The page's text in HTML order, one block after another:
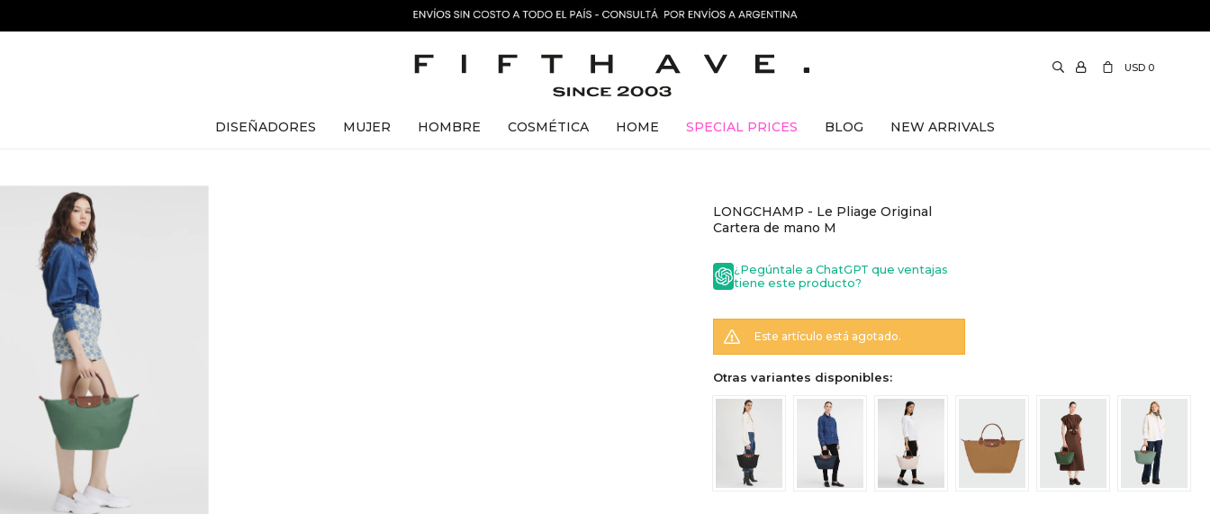
DISEÑADORES MUJER HOMBRE COSMÉTICA HOME SPECIAL PRICES BLOG NEW ARRIVALS
USD 0
LONGCHAMP - Le Pliage Original
Cartera de mano M
¿Pegúntale a ChatGPT que ventajas
tiene este producto?
Este artículo está agotado.
Otras variantes disponibles: